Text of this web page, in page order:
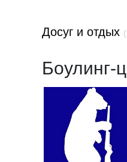
Досуг и отдых
Боулинг-